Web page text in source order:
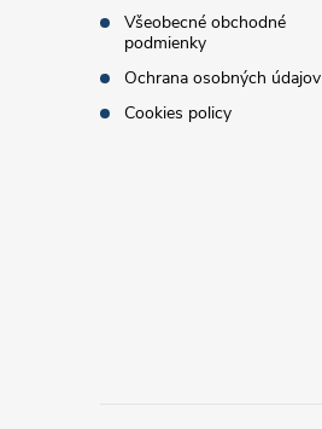
Všeobecné obchodné
podmienky
Ochrana osobných údajov
Cookies policy